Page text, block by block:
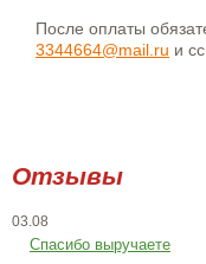
После оплаты
3344664@mail.ru и
Отзывы
03.08
Спасибо выручаете